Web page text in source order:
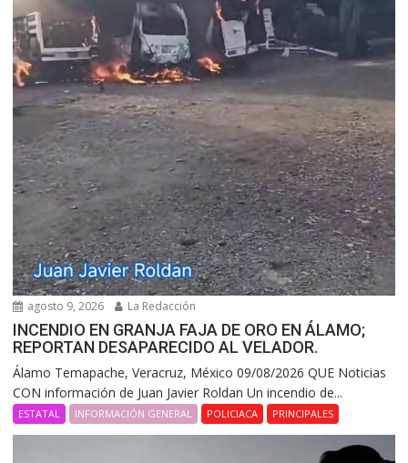
agosto 9, 2026 La Redacción
INCENDIO EN GRANJA FAJA DE ORO EN ÁLAMO;
REPORTAN DESAPARECIDO AL VELADOR.
Álamo Temapache, Veracruz, México 09/08/2026 QUE Noticias
CON información de Juan Javier Roldan Un incendio de...
ESTATAL INFORMACIÓN GENERAL POLICIACA PRINCIPALES